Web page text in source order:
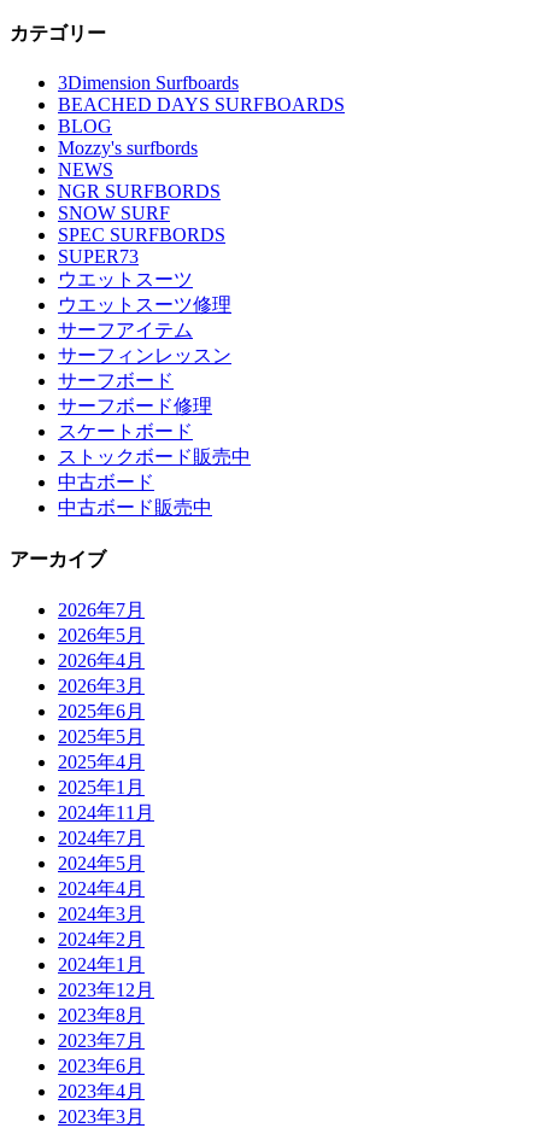
カテゴリー
3Dimension Surfboards
BEACHED DAYS SURFBOARDS
BLOG
Mozzy's surfbords
NEWS
NGR SURFBORDS
SNOW SURF
SPEC SURFBORDS
SUPER73
ウエットスーツ
ウエットスーツ修理
サーフアイテム
サーフィンレッスン
サーフボード
サーフボード修理
スケートボード
ストックボード販売中
中古ボード
中古ボード販売中
アーカイブ
2026年7月
2026年5月
2026年4月
2026年3月
2025年6月
2025年5月
2025年4月
2025年1月
2024年11月
2024年7月
2024年5月
2024年4月
2024年3月
2024年2月
2024年1月
2023年12月
2023年8月
2023年7月
2023年6月
2023年4月
2023年3月